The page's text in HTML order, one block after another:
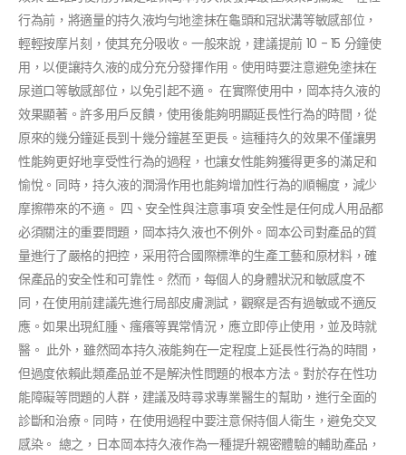
行為前，將適量的持久液均勻地塗抹在龜頭和冠狀溝等敏感部位，
輕輕按摩片刻，使其充分吸收。一般來說，建議提前 10 - 15 分鐘使
用，以便讓持久液的成分充分發揮作用。使用時要注意避免塗抹在
尿道口等敏感部位，以免引起不適。 在實際使用中，岡本持久液的
效果顯著。許多用戶反饋，使用後能夠明顯延長性行為的時間，從
原來的幾分鐘延長到十幾分鐘甚至更長。這種持久的效果不僅讓男
性能夠更好地享受性行為的過程，也讓女性能夠獲得更多的滿足和
愉悅。同時，持久液的潤滑作用也能夠增加性行為的順暢度，減少
摩擦帶來的不適。 四、安全性與注意事項 安全性是任何成人用品都
必須關注的重要問題，岡本持久液也不例外。岡本公司對產品的質
量進行了嚴格的把控，采用符合國際標準的生產工藝和原材料，確
保產品的安全性和可靠性。然而，每個人的身體狀況和敏感度不
同，在使用前建議先進行局部皮膚測試，觀察是否有過敏或不適反
應。如果出現紅腫、瘙癢等異常情況，應立即停止使用，並及時就
醫。 此外，雖然岡本持久液能夠在一定程度上延長性行為的時間，
但過度依賴此類產品並不是解決性問題的根本方法。對於存在性功
能障礙等問題的人群，建議及時尋求專業醫生的幫助，進行全面的
診斷和治療。同時，在使用過程中要注意保持個人衛生，避免交叉
感染。 總之，日本岡本持久液作為一種提升親密體驗的輔助產品，